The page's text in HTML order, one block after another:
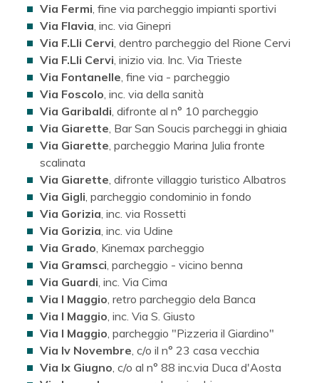
Via Fermi , fine via parcheggio impianti sportivi
Via Flavia , inc. via Ginepri
Via F.Lli Cervi , dentro parcheggio del Rione Cervi
Via F.Lli Cervi , inizio via. Inc. Via Trieste
Via Fontanelle , fine via - parcheggio
Via Foscolo , inc. via della sanità
Via Garibaldi , difronte al n° 10 parcheggio
Via Giarette , Bar San Soucis parcheggi in ghiaia
Via Giarette , parcheggio Marina Julia fronte
scalinata
Via Giarette , difronte villaggio turistico Albatros
Via Gigli , parcheggio condominio in fondo
Via Gorizia , inc. via Rossetti
Via Gorizia , inc. via Udine
Via Grado , Kinemax parcheggio
Via Gramsci , parcheggio - vicino benna
Via Guardi , inc. Via Cima
Via I Maggio , retro parcheggio dela Banca
Via I Maggio , inc. Via S. Giusto
Via I Maggio , parcheggio "Pizzeria il Giardino"
Via Iv Novembre , c/o il n° 23 casa vecchia
Via Ix Giugno , c/o al n° 88 inc.via Duca d'Aosta